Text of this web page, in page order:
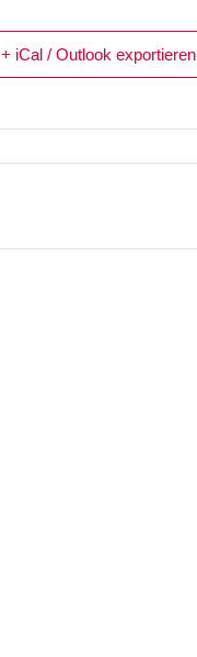
+ iCal / Outlook exportieren